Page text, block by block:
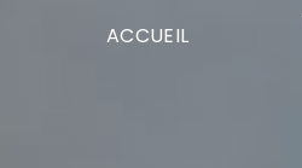
ACCUEIL